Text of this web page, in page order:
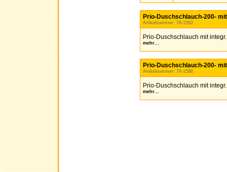
Prio-Duschschlauch-200-
Artikelnummer: 78-1592
Prio-Duschschlauch mit
mehr...
Prio-Duschschlauch-200-
Artikelnummer: 78-1598
Prio-Duschschlauch mit
mehr...